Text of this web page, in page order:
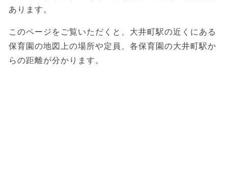
あります。
このページをご覧いただくと、大井町駅の近くにある
保育園の地図上の場所や定員、各保育園の大井町駅か
らの距離が分かります。